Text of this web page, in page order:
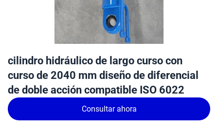
cilindro hidráulico de largo curso con
curso de 2040 mm diseño de diferencial
de doble acción compatible ISO 6022
Consultar ahora